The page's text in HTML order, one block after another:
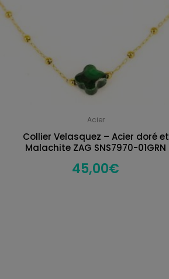
Acier
Collier Velasquez – Acier doré et
Malachite ZAG SNS7970-01GRN
45,00€